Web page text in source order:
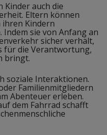
Kinder auch die
Eltern können
ihren Kindern
sie von Anfang an
sicher verhält,
für die Verantwortung,
bringt.
soziale Interaktionen.
Familienmitgliedern
Abenteuer erleben.
dem Fahrrad schafft